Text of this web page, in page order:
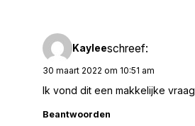
Kayleeschreef:
30 maart 2022 om 10:51 am
Ik vond dit een makkelijke vraag
Beantwoorden